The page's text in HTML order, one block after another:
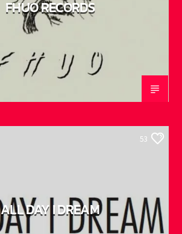
FHUO RECORDS
53
ALL DAY I DREAM